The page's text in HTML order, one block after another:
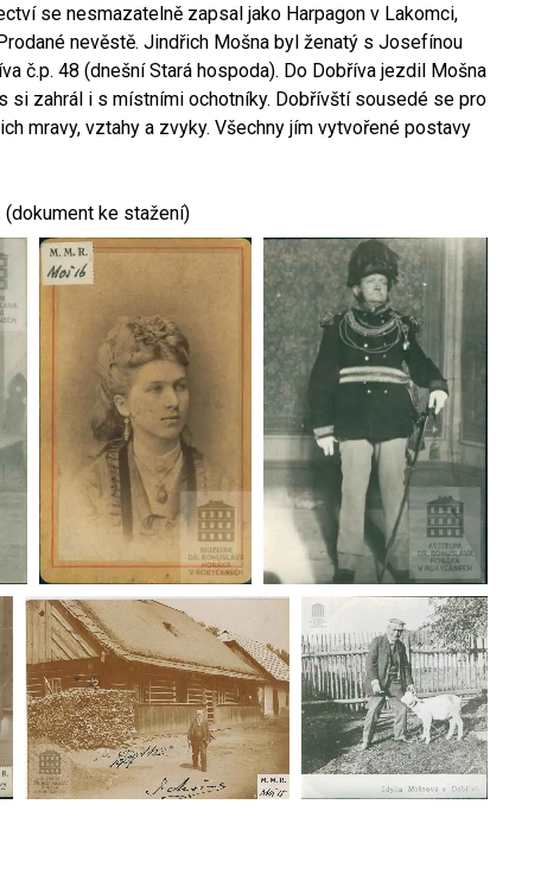
se nesmazatelně zapsal jako Harpagon v Lakomci,
nevěstě. Jindřich Mošna byl ženatý s Josefínou
č.p. 48 (dnešní Stará hospoda). Do Dobříva jezdil Mošna
si zahrál i s místními ochotníky. Dobřívští sousedé se pro
mravy, vztahy a zvyky. Všechny jím vytvořené postavy
(dokument ke stažení)